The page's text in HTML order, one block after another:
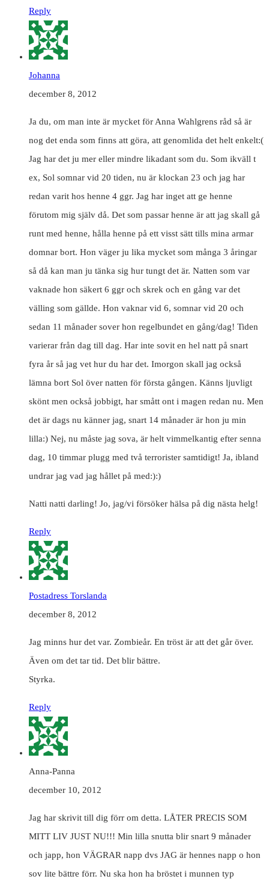
Reply
Johanna
december 8, 2012
Ja du, om man inte är mycket för Anna Wahlgrens råd så är
nog det enda som finns att göra, att genomlida det helt enkelt:(
Jag har det ju mer eller mindre likadant som du. Som ikväll t
ex, Sol somnar vid 20 tiden, nu är klockan 23 och jag har
redan varit hos henne 4 ggr. Jag har inget att ge henne
förutom mig själv då. Det som passar henne är att jag skall gå
runt med henne, hålla henne på ett visst sätt tills mina armar
domnar bort. Hon väger ju lika mycket som många 3 åringar
så då kan man ju tänka sig hur tungt det är. Natten som var
vaknade hon säkert 6 ggr och skrek och en gång var det
välling som gällde. Hon vaknar vid 6, somnar vid 20 och
sedan 11 månader sover hon regelbundet en gång/dag! Tiden
varierar från dag till dag. Har inte sovit en hel natt på snart
fyra år så jag vet hur du har det. Imorgon skall jag också
lämna bort Sol över natten för första gången. Känns ljuvligt
skönt men också jobbigt, har smått ont i magen redan nu. Men
det är dags nu känner jag, snart 14 månader är hon ju min
lilla:) Nej, nu måste jag sova, är helt vimmelkantig efter senna
dag, 10 timmar plugg med två terrorister samtidigt! Ja, ibland
undrar jag vad jag hållet på med:):)
Natti natti darling! Jo, jag/vi försöker hälsa på dig nästa helg!
Reply
Postadress Torslanda
december 8, 2012
Jag minns hur det var. Zombieår. En tröst är att det går över.
Även om det tar tid. Det blir bättre.
Styrka.
Reply
Anna-Panna
december 10, 2012
Jag har skrivit till dig förr om detta. LÅTER PRECIS SOM
MITT LIV JUST NU!!! Min lilla snutta blir snart 9 månader
och japp, hon VÄGRAR napp dvs JAG är hennes napp o hon
sov lite bättre förr. Nu ska hon ha bröstet i munnen typ